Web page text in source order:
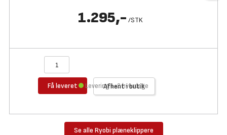
1.295,- /STK
Få leveret Afhent i butik
Levering 1-2 hverdage
Se alle Ryobi plæneklippere